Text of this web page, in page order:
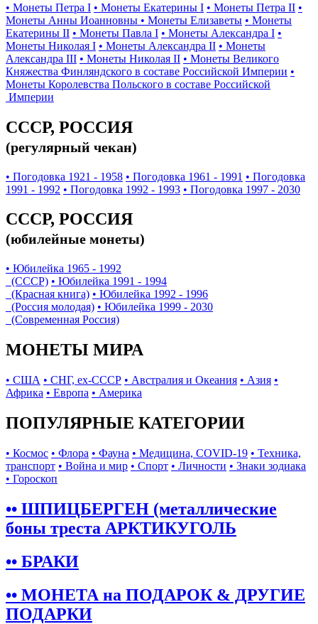
• Монеты Петра I • Монеты Екатерины I • Монеты Петра II •
Монеты Анны Иоанновны • Монеты Елизаветы • Монеты
Екатерины II • Монеты Павла I • Монеты Александра I •
Монеты Николая I • Монеты Александра II • Монеты
Александра III • Монеты Николая II • Монеты Великого
Княжества Финляндского в составе Российской Империи •
Монеты Королевства Польского в составе Российской
Империи
СССР, РОССИЯ
(регулярный чекан)
• Погодовка 1921 - 1958 • Погодовка 1961 - 1991 • Погодовка
1991 - 1992 • Погодовка 1992 - 1993 • Погодовка 1997 - 2030
СССР, РОССИЯ
(юбилейные монеты)
• Юбилейка 1965 - 1992
(СССР) • Юбилейка 1991 - 1994
(Красная книга) • Юбилейка 1992 - 1996
(Россия молодая) • Юбилейка 1999 - 2030
(Современная Россия)
МОНЕТЫ МИРА
• США • СНГ, ex-СССР • Австралия и Океания • Азия •
Африка • Европа • Америка
ПОПУЛЯРНЫЕ КАТЕГОРИИ
• Космос • Флора • Фауна • Медицина, COVID-19 • Техника,
транспорт • Война и мир • Спорт • Личности • Знаки зодиака
• Гороскоп
•• ШПИЦБЕРГЕН (металлические
боны треста АРКТИКУГОЛЬ
•• БРАКИ
•• МОНЕТА на ПОДАРОК & ДРУГИЕ
ПОДАРКИ